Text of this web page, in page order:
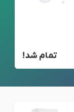
تمام شد!